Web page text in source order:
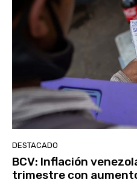
DESTACADO
BCV: Inflación
trimestre con